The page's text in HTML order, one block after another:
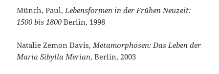
Münch, Paul, Lebensformen in der Frühen Neuzeit:
1500 bis 1800 Berlin, 1998
Natalie Zemon Davis, Metamorphosen: Das Leben der
Maria Sibylla Merian, Berlin, 2003